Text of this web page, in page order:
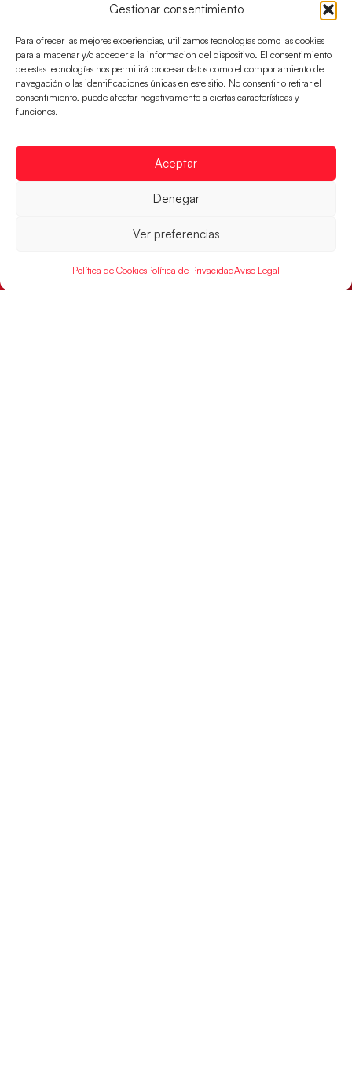
Gestionar consentimiento
Para ofrecer las mejores experiencias, utilizamos tecnologías como las cookies
para almacenar y/o acceder a la información del dispositivo. El consentimiento
de estas tecnologías nos permitirá procesar datos como el comportamiento de
navegación o las identificaciones únicas en este sitio. No consentir o retirar el
consentimiento, puede afectar negativamente a ciertas características y
funciones.
Aceptar
Denegar
Ver preferencias
Política de CookiesPolítica de PrivacidadAviso Legal
Los Hispanos Juveniles jugarán las
semifinales del EHF EURO 2026
partido de semifinales 29-27 ante Francia y mañana